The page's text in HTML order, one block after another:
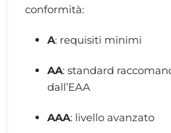
conformità:
A: requisiti minimi
AA: standard
dall’EAA
AAA: livello avanzato